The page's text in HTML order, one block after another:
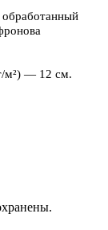
м²) — 12 см.